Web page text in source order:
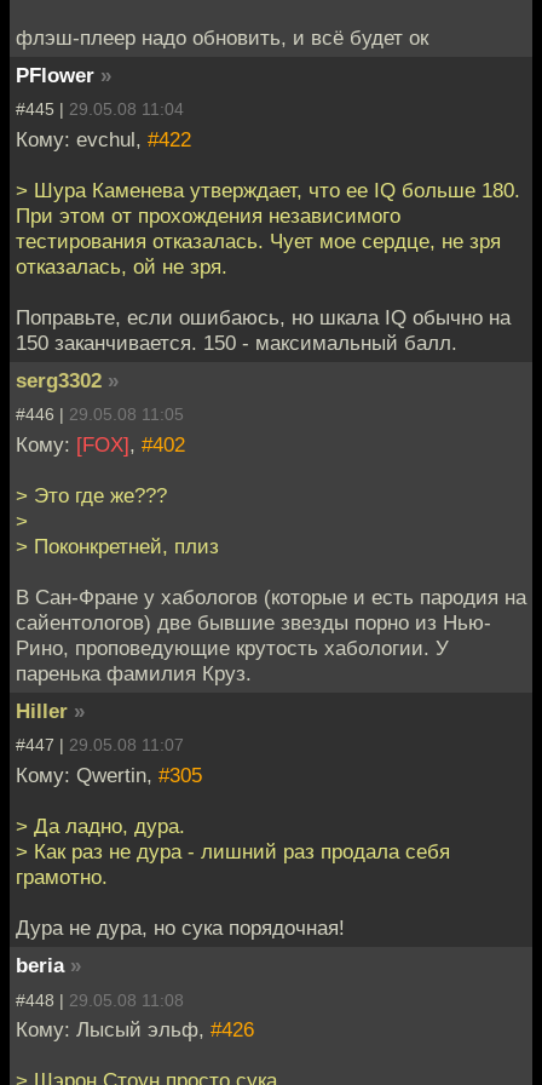
флэш-плеер надо обновить, и всё будет ок
PFlower »
#445 | 29.05.08 11:04
Кому: evchul, #422
> Шура Каменева утверждает, что ее IQ больше 180.
При этом от прохождения независимого
тестирования отказалась. Чует мое сердце, не зря
отказалась, ой не зря.
Поправьте, если ошибаюсь, но шкала IQ обычно на
150 заканчивается. 150 - максимальный балл.
serg3302 »
#446 | 29.05.08 11:05
Кому: [FOX], #402
> Это где же???
>
> Поконкретней, плиз
В Сан-Фране у хабологов (которые и есть пародия на
сайентологов) две бывшие звезды порно из Нью-
Рино, проповедующие крутость хабологии. У
паренька фамилия Круз.
Hiller »
#447 | 29.05.08 11:07
Кому: Qwertin, #305
> Да ладно, дура.
> Как раз не дура - лишний раз продала себя
грамотно.
Дура не дура, но сука порядочная!
beria »
#448 | 29.05.08 11:08
Кому: Лысый эльф, #426